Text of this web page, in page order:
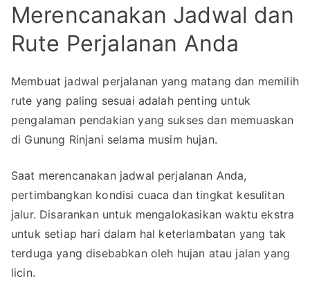
Merencanakan Jadwal dan
Rute Perjalanan Anda
Membuat jadwal perjalanan yang matang dan memilih
rute yang paling sesuai adalah penting untuk
pengalaman pendakian yang sukses dan memuaskan
di Gunung Rinjani selama musim hujan.
Saat merencanakan jadwal perjalanan Anda,
pertimbangkan kondisi cuaca dan tingkat kesulitan
jalur. Disarankan untuk mengalokasikan waktu ekstra
untuk setiap hari dalam hal keterlambatan yang tak
terduga yang disebabkan oleh hujan atau jalan yang
licin.